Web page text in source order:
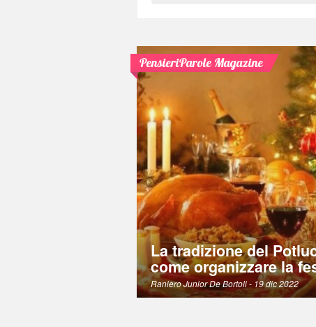
PensieriParole Magazine
La tradizione del
come organizzare la
Raniero Junior De Bortoli- 19 dic 2022